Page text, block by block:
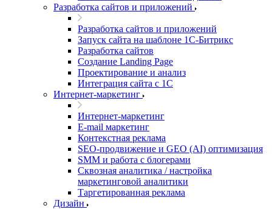
Разработка сайтов и приложений
Разработка сайтов и приложений
Запуск сайта на шаблоне 1С-Битрикс
Разработка сайтов
Создание Landing Page
Проектирование и анализ
Интеграция сайта с 1С
Интернет-маркетинг
Интернет-маркетинг
E-mail маркетинг
Контекстная реклама
SEO-продвижение и GEO (AI) оптимизация
SMM и работа с блогерами
Сквозная аналитика / настройка
маркетинговой аналитики
Таргетированная реклама
Дизайн